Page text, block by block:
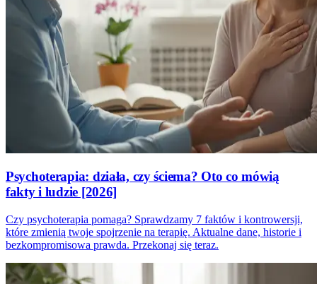
Psychoterapia: działa, czy ściema? Oto co mówią
fakty i ludzie [2026]
Czy psychoterapia pomaga? Sprawdzamy 7 faktów i kontrowersji,
które zmienią twoje spojrzenie na terapię. Aktualne dane, historie i
bezkompromisowa prawda. Przekonaj się teraz.